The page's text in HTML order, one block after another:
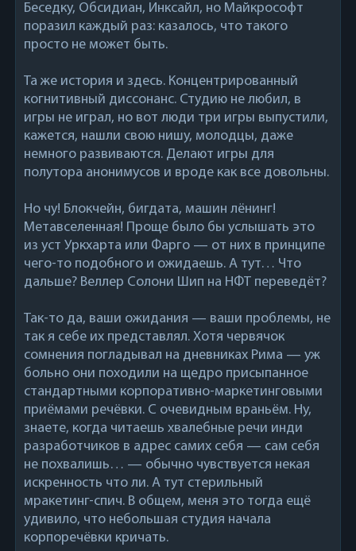
Беседку, Обсидиан, Инксайл, но Майкрософт
поразил каждый раз: казалось, что такого
просто не может быть.
Та же история и здесь. Концентрированный
когнитивный диссонанс. Студию не любил, в
игры не играл, но вот люди три игры выпустили,
кажется, нашли свою нишу, молодцы, даже
немного развиваются. Делают игры для
полутора анонимусов и вроде как все довольны.
Но чу! Блокчейн, бигдата, машин лёнинг!
Метавселенная! Проще было бы услышать это
из уст Уркхарта или Фарго — от них в принципе
чего-то подобного и ожидаешь. А тут… Что
дальше? Веллер Солони Шип на НФТ переведёт?
Так-то да, ваши ожидания — ваши проблемы, не
так я себе их представлял. Хотя червячок
сомнения погладывал на дневниках Рима — уж
больно они походили на щедро присыпанное
стандартными корпоративно-маркетинговыми
приёмами речёвки. С очевидным враньём. Ну,
знаете, когда читаешь хвалебные речи инди
разработчиков в адрес самих себя — сам себя
не похвалишь… — обычно чувствуется некая
искренность что ли. А тут стерильный
мракетинг-спич. В общем, меня это тогда ещё
удивило, что небольшая студия начала
корпоречёвки кричать.